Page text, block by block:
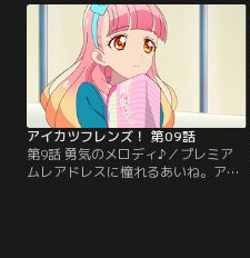
に、ミスを連発してしまう。そんな
あいねを外に連れ出すミライ。ミラ
イ流の励ましとは！？【提供：バン
ダイチャンネル】
アイカツフレンズ！ 第09話
第9話 勇気のメロディ♪／プレミア
ムレアドレスに憧れるあいね。アイ